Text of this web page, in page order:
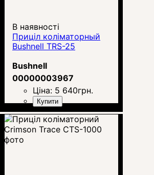
В наявності
Приціл коліматорный
Bushnell TRS-25
Bushnell
00000003967
Ціна: 5 640грн.
Купити